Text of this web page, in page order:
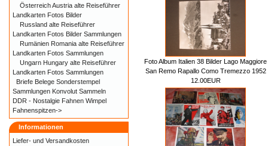
Foto Album Italien 38 Bilder Lago Maggiore
San Remo Rapallo Como Tremezzo 1952
12.00EUR
Österreich Austria alte Reiseführer
Landkarten Fotos Bilder
Russland alte Reiseführer
Landkarten Fotos Bilder Sammlungen
Rumänien Romania alte Reiseführer
Landkarten Fotos Sammlungen
Ungarn Hungary alte Reiseführer
Landkarten Fotos Sammlungen
Briefe Belege Sonderstempel
Sammlungen Konvolut Sammeln
DDR - Nostalgie Fahnen Wimpel
Fahnenspitzen->
Informationen
Liefer- und Versandkosten